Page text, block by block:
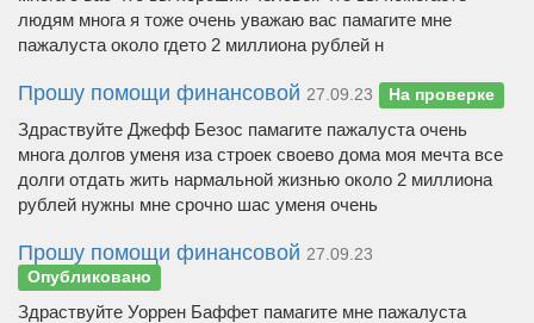
людям многа я тоже очень уважаю вас памагите мне
пажалуста около гдето 2 миллиона рублей н
Прошу помощи финансовой 27.09.23 На проверке
Здраствуйте Джефф Безос памагите пажалуста очень
многа долгов уменя иза строек своево дома моя мечта все
долги отдать жить нармальной жизнью около 2 миллиона
рублей нужны мне срочно шас уменя очень
Прошу помощи финансовой 27.09.23
Опубликовано
Здраствуйте Уоррен Баффет памагите мне пажалуста